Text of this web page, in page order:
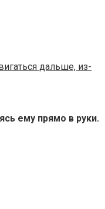
дальше, из-
ему прямо в руки.